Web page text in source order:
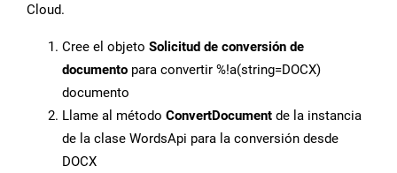
Cloud.
Cree el objeto Solicitud de conversión de
documento para convertir %!a(string=DOCX)
documento
Llame al método ConvertDocument de la instancia
de la clase WordsApi para la conversión desde
DOCX